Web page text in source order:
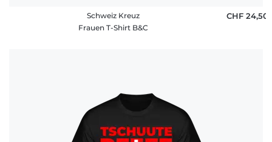
Schweiz Kreuz
Frauen T-Shirt B&C
CHF 24,50